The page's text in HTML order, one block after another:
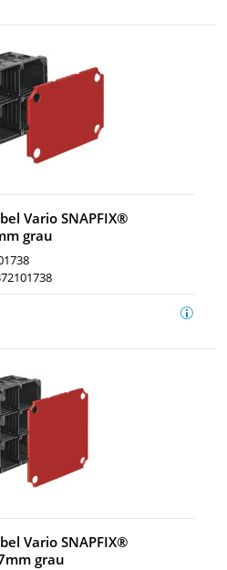
Vario SNAPFIX®
grau
Vario SNAPFIX®
grau